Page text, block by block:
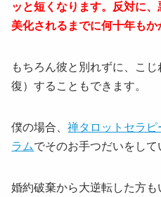
ッと短くなります。反対に
美化されるまでに何十年もか
もちろん彼と別れずに、こ
復）することもできます。
僕の場合、禅タロットセラピ
ラムでそのお手つだいをして
婚約破棄から大逆転した方も